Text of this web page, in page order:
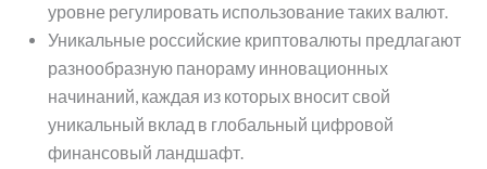
уровне регулировать использование таких валют.
Уникальные российские криптовалюты предлагают
разнообразную панораму инновационных
начинаний, каждая из которых вносит свой
уникальный вклад в глобальный цифровой
финансовый ландшафт.